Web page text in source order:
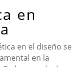
en
en el diseño se
en la